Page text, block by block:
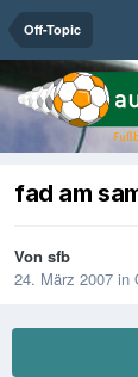
Off-Topic
fad am
Von sfb
24. März 2007 in